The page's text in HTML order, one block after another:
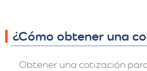
¿Cómo obtener una
Obtener una cotización